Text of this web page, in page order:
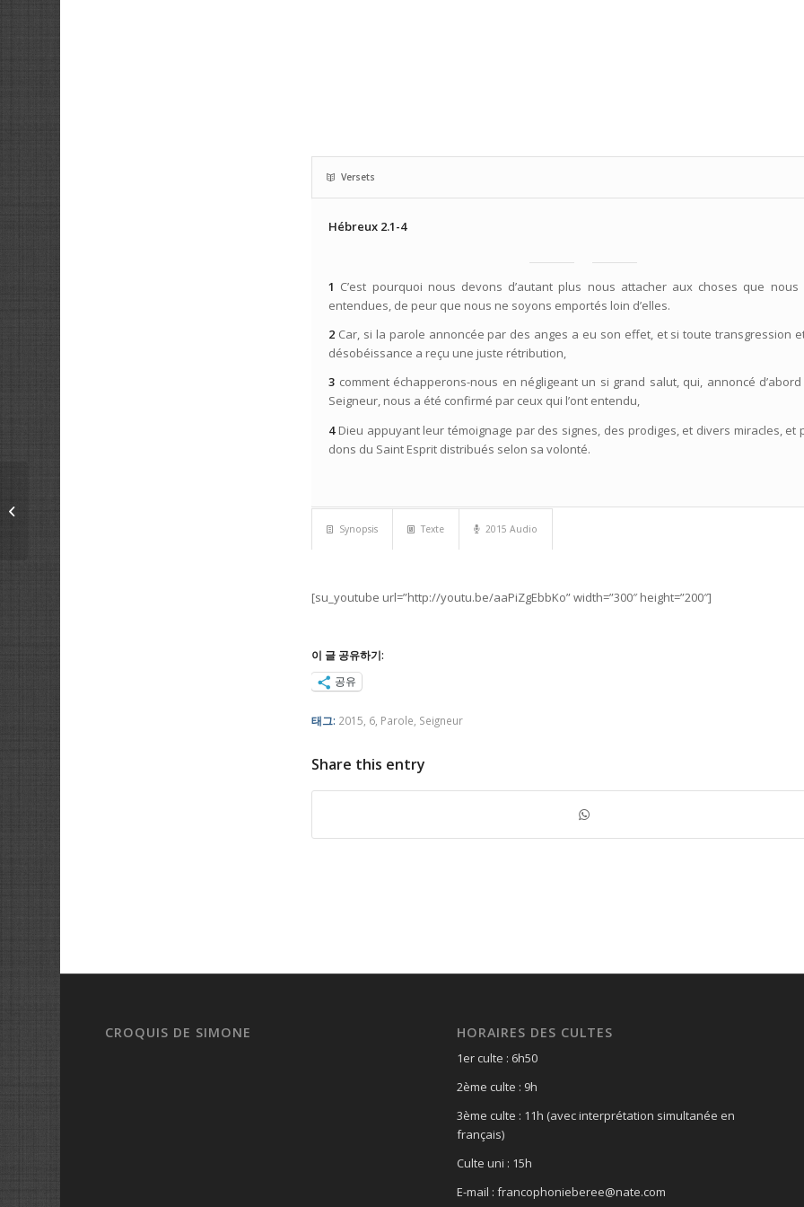
Versets
Hébreux 2.1-4
1 C’est pourquoi nous devons d’autant plus nous attacher aux choses que nous
entendues, de peur que nous ne soyons emportés loin d’elles.
2 Car, si la parole annoncée par des anges a eu son effet, et si toute transgression
désobéissance a reçu une juste rétribution,
3 comment échapperons-nous en négligeant un si grand salut, qui, annoncé
Seigneur, nous a été confirmé par ceux qui l’ont entendu,
4 Dieu appuyant leur témoignage par des signes, des prodiges, et divers miracles, et
dons du Saint Esprit distribués selon sa volonté.
Synopsis Texte 2015 Audio
[su_youtube url=”http://youtu.be/aaPiZgEbbKo” width=”300″ height=”200″]
이 글 공유하기:
공유
태그: 2015 6 Parole Seigneur
Share this entry
CROQUIS DE SIMONE HORAIRES DES CULTES
1er culte : 6h50
2ème culte : 9h
3ème culte : 11h (avec interprétation simultanée en
français)
Culte uni : 15h
E-mail : francophonieberee@nate.com